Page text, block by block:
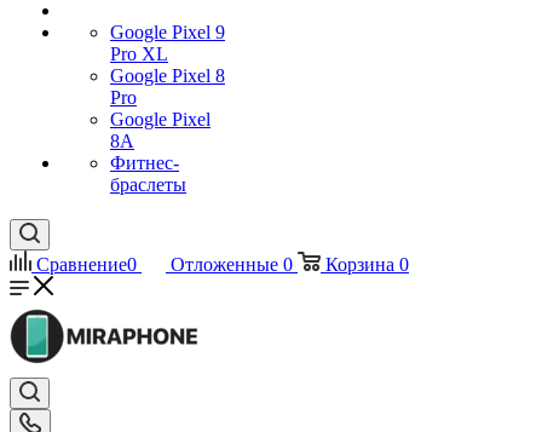
Google Pixel 9
Pro XL
Google Pixel 8
Pro
Google Pixel
8A
Фитнес-
браслеты
Сравнение0 Отложенные 0 Корзина 0